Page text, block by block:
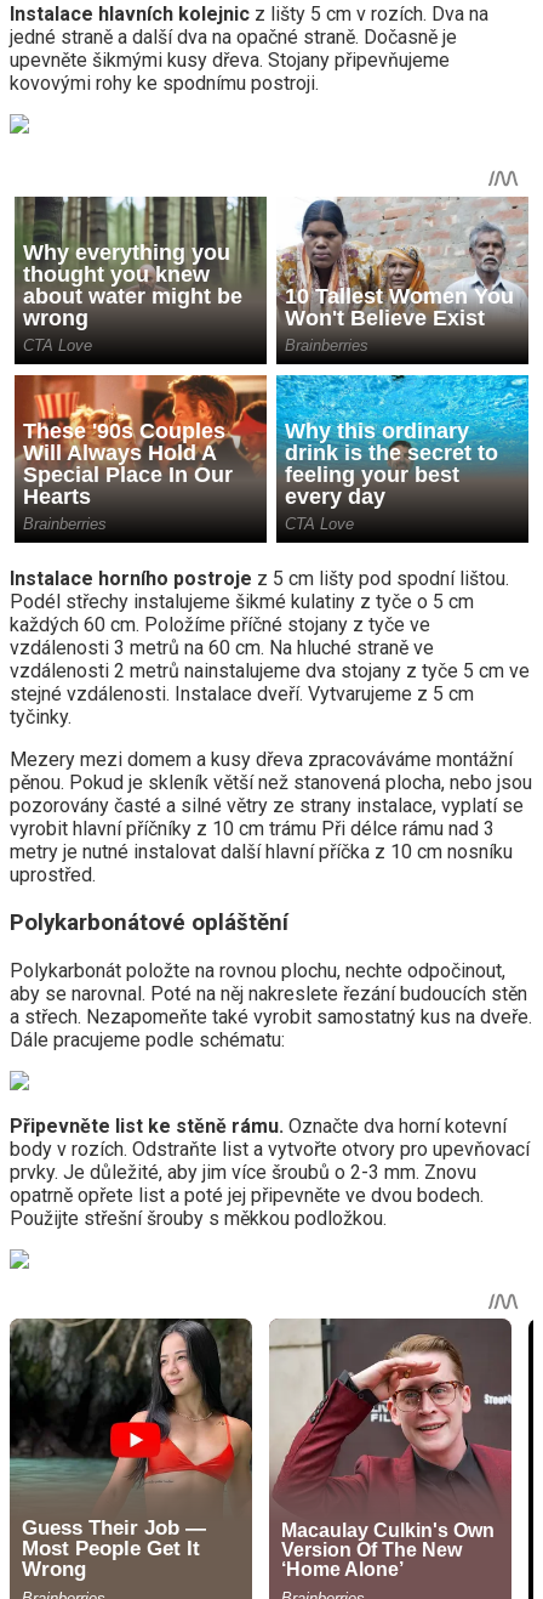
Instalace hlavních kolejnic z lišty 5 cm v rozích. Dva na
jedné straně a další dva na opačné straně. Dočasně je
upevněte šikmými kusy dřeva. Stojany připevňujeme
kovovými rohy ke spodnímu postroji.
Instalace horního postroje z 5 cm lišty pod spodní lištou.
Podél střechy instalujeme šikmé kulatiny z tyče o 5 cm
každých 60 cm. Položíme příčné stojany z tyče ve
vzdálenosti 3 metrů na 60 cm. Na hluché straně ve
vzdálenosti 2 metrů nainstalujeme dva stojany z tyče 5 cm ve
stejné vzdálenosti. Instalace dveří. Vytvarujeme z 5 cm
tyčinky.
Mezery mezi domem a kusy dřeva zpracováváme montážní
pěnou. Pokud je skleník větší než stanovená plocha, nebo jsou
pozorovány časté a silné větry ze strany instalace, vyplatí se
vyrobit hlavní příčníky z 10 cm trámu Při délce rámu nad 3
metry je nutné instalovat další hlavní příčka z 10 cm nosníku
uprostřed.
Polykarbonátové opláštění
Polykarbonát položte na rovnou plochu, nechte odpočinout,
aby se narovnal. Poté na něj nakreslete řezání budoucích stěn
a střech. Nezapomeňte také vyrobit samostatný kus na dveře.
Dále pracujeme podle schématu:
Připevněte list ke stěně rámu. Označte dva horní kotevní
body v rozích. Odstraňte list a vytvořte otvory pro upevňovací
prvky. Je důležité, aby jim více šroubů o 2-3 mm. Znovu
opatrně opřete list a poté jej připevněte ve dvou bodech.
Použijte střešní šrouby s měkkou podložkou.